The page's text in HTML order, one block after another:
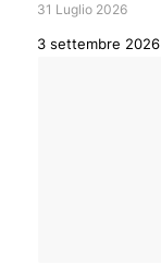
31 Luglio 2026
3 settembre 2026